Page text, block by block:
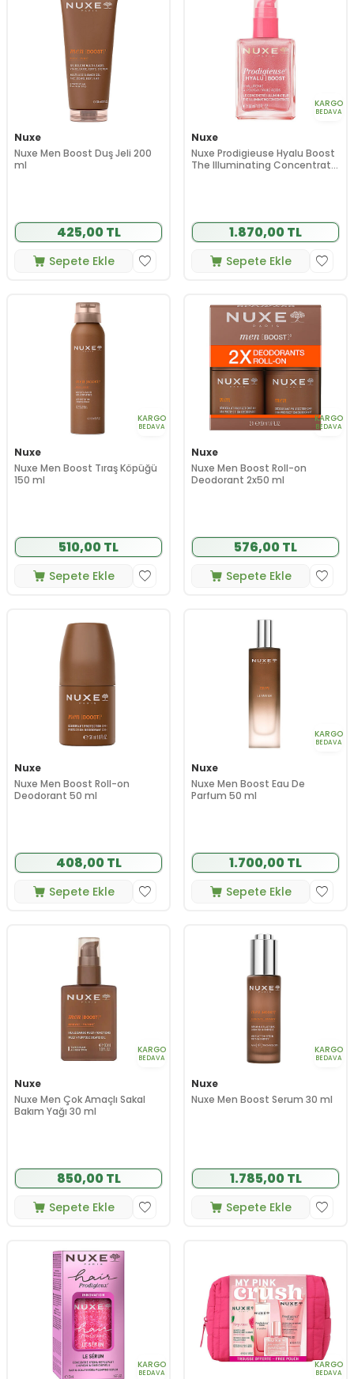
Nuxe
Nuxe Men Boost Duş Jeli 200
ml
425,00 TL
Sepete Ekle
KARGO
BEDAVA
Nuxe
Nuxe Prodigieuse Hyalu Boost
The Illuminating Concentrate
1.870,00 TL
Sepete Ekle
KARGO
BEDAVA
Nuxe
Nuxe Men Boost Tıraş Köpüğü
150 ml
510,00 TL
Sepete Ekle
KARGO
BEDAVA
Nuxe
Nuxe Men Boost Roll-on
Deodorant 2x50 ml
576,00 TL
Sepete Ekle
Nuxe
Nuxe Men Boost Roll-on
Deodorant 50 ml
408,00 TL
Sepete Ekle
KARGO
BEDAVA
Nuxe
Nuxe Men Boost Eau De
Parfum 50 ml
1.700,00 TL
Sepete Ekle
KARGO
BEDAVA
Nuxe
Nuxe Men Çok Amaçlı Sakal
Bakım Yağı 30 ml
850,00 TL
Sepete Ekle
KARGO
BEDAVA
Nuxe
Nuxe Men Boost Serum 30 ml
1.785,00 TL
Sepete Ekle
KARGO
BEDAVA
KARGO
BEDAVA